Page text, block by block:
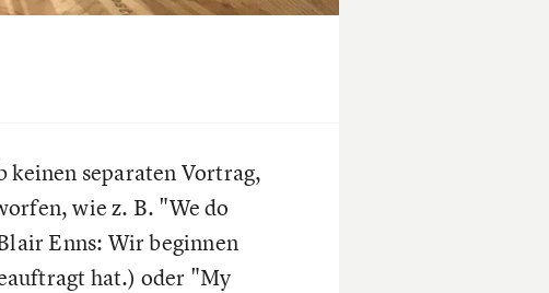
keinen separaten Vortrag,
wie z. B. "We do
Enns: Wir beginnen
hat.) oder "My